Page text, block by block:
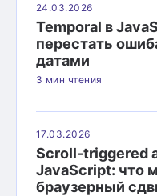
24.03.2026
Temporal в
перестать
датами
3 мин чтения
17.03.2026
Scroll-triggered
JavaScript: что
браузерный